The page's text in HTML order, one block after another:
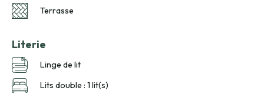
Terrasse
Literie
Linge de lit
Lits double : 1 lit(s)